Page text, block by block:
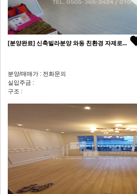
[분양완료] 신축빌라분양 와동 친환경 자제로...
분양/매매가 : 전화문의
실입주금 :
구조 :